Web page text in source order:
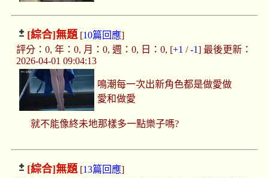
[綜合]無題[10篇回應]
評分：0, 年：0, 月：0, 週：0, 日：0, [+1 /-1] 最後更新：
2026-04-01 09:04:13
鳴潮每一次出新角色都是做愛做
愛和做愛
就不能像終未地那樣多一點樂子嗎?
[綜合]無題[13篇回應]